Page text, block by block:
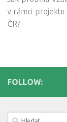
v rámci projektu
ČR?
FOLLOW:
Vyhledávání